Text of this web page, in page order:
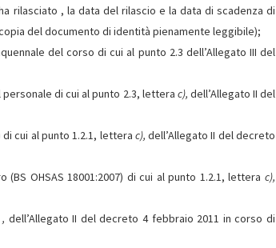
rilasciato , la data del rilascio e la data di scadenza di
del documento di identità pienamente leggibile);
del corso di cui al punto 2.3 dell’Allegato III del
di cui al punto 2.3, lettera c), dell’Allegato II del
cui al punto 1.2.1, lettera c),dell’Allegato II del decreto
OHSAS 18001:2007) di cui al punto 1.2.1, letterac),
, dell’Allegato II del decreto 4 febbraio 2011 in corso di